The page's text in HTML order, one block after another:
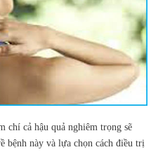
chí cả hậu quả nghiêm trọng sẽ
bệnh này và lựa chọn cách điều trị